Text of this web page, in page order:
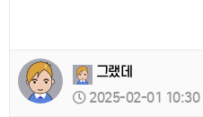
그랬데
2025-02-01 10:30